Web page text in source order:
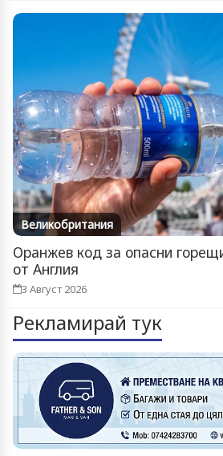
Великобритания
Оранжев код за опасни
от Англия
3 Август 2026
Рекламирай тук